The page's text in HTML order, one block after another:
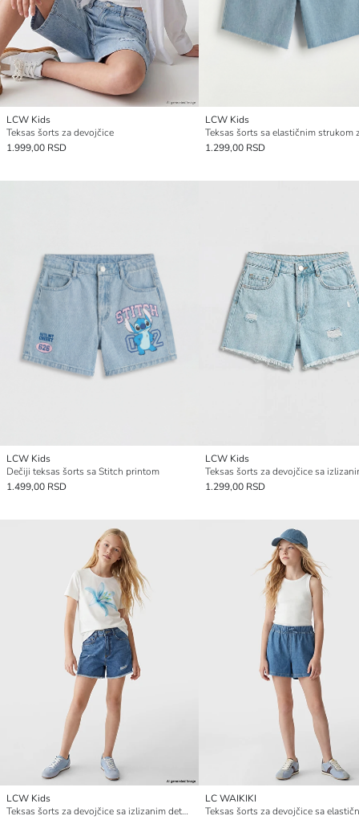
LCW Kids
Teksas šorts za devojčice
1.999,00 RSD
LCW Kids
1.299,00 RSD
LCW Kids
Dečiji teksas šorts sa Stitch printom
1.499,00 RSD
LCW Kids
1.299,00 RSD
LCW Kids
Teksas šorts za devojčice sa izlizanim detaljima
LC WAIKIKI